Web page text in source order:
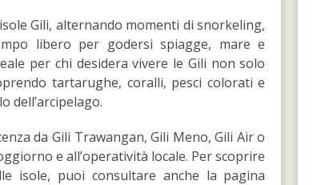
Gili, alternando momenti di snorkeling,
libero per godersi spiagge, mare e
per chi desidera vivere le Gili non solo
tartarughe, coralli, pesci colorati e
dell’arcipelago.
da Gili Trawangan, Gili Meno, Gili Air o
e all’operatività locale. Per scoprire
isole, puoi consultare anche la pagina